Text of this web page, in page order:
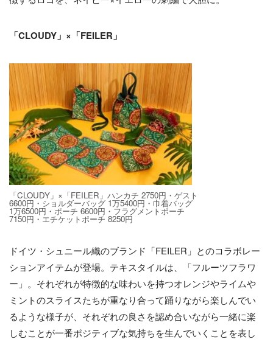
「CLOUDY」×「FEILER」
「CLOUDY」×「FEILER」ハンカチ 2750円・ゲスト
6600円・ショルダーバッグ 1万5400円・巾着バッグ
1万6500円・ポーチ 6600円・フラグメントポーチ
7150円・エチケットポーチ 8250円
ドイツ・シュニール織のブランド「FEILER」とのコラボレー
ションアイテムが登場。テキスタイルは、「フルーツフラワ
ー」。それぞれが特徴的な味わいを持つオレンジやライムや
ミントのスライスたちが重なり合って踊りながら楽しんでい
るような様子が、それぞれの良さを認め合いながら一緒に楽
しむことが一番ポジティブな気持ちを生んでいくことを表し